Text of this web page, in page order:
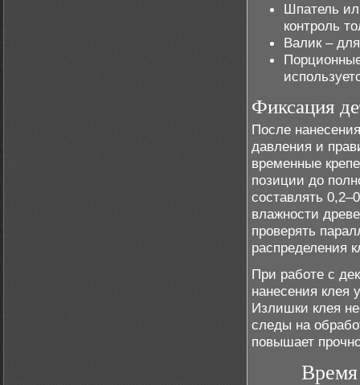
Шпатель
контроль
Валик –
Фиксация
После
давления и
временные
позиции до
составлять
влажности
проверять
распределения
При работе с
нанесения клея
Излишки клея
следы на
повышает
Время